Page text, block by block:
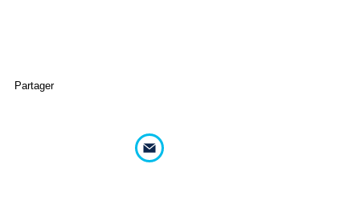
Partager